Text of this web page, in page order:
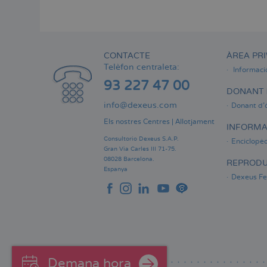
Demana hora
CONTACTE
Telèfon centraleta:
93 227 47 00
info@dexeus.com
Els nostres Centres | Allotjament
Consultorio Dexeus S.A.P.
Gran Via Carles III 71-75.
08028 Barcelona.
Espanya
ÀREA
DONANT
Donant
Dexeus